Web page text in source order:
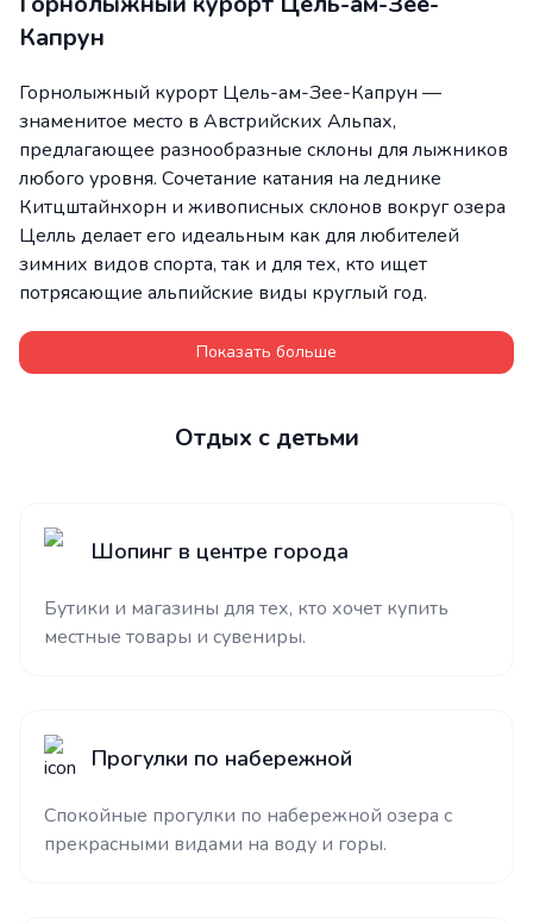
Капрун
Горнолыжный курорт Цель-ам-Зее-Капрун —
знаменитое место в Австрийских Альпах,
предлагающее разнообразные склоны для лыжников
любого уровня. Сочетание катания на леднике
Китцштайнхорн и живописных склонов вокруг озера
Целль делает его идеальным как для любителей
зимних видов спорта, так и для тех, кто ищет
потрясающие альпийские виды круглый год.
Показать больше
Отдых с детьми
Шопинг в центре города
Бутики и магазины для тех, кто хочет купить
местные товары и сувениры.
Прогулки по набережной
Спокойные прогулки по набережной озера с
прекрасными видами на воду и горы.